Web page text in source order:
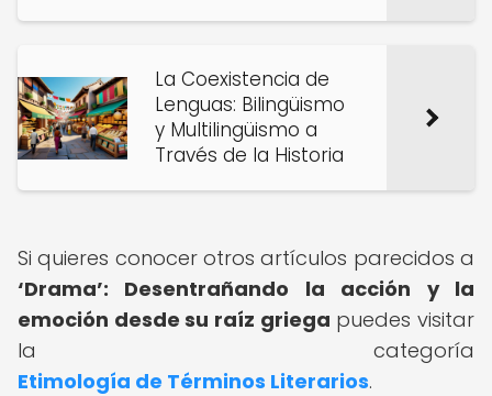
La Coexistencia de
Lenguas: Bilingüismo
y Multilingüismo a
Través de la Historia
Si quieres conocer otros artículos parecidos a
‘Drama’: Desentrañando la acción y la
emoción desde su raíz griega puedes visitar
la categoría
Etimología de Términos Literarios.